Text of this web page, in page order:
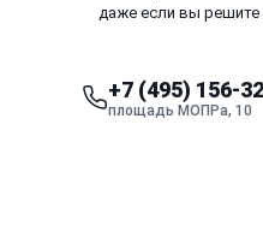
даже если вы решите
+7 (495) 156-
площадь МОПРа, 10